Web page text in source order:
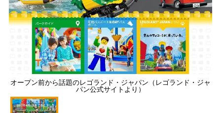
オープン前から話題のレゴランド・ジャパン（レゴランド・ジャ
パン公式サイトより）